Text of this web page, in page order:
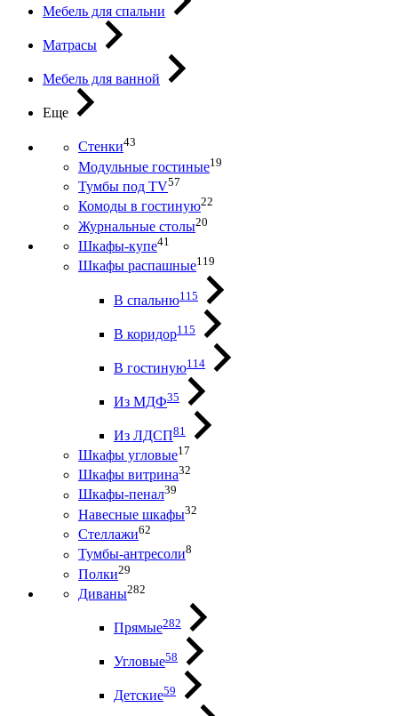
Мебель для спальни
Матрасы
Мебель для ванной
Еще
Стенки43
Модульные гостиные19
Тумбы под ТV57
Комоды в гостиную22
Журнальные столы20
Шкафы-купе41
Шкафы распашные119
В спальню115
В коридор115
В гостиную114
Из МДФ35
Из ЛДСП81
Шкафы угловые17
Шкафы витрина32
Шкафы-пенал39
Навесные шкафы32
Стеллажи62
Тумбы-антресоли8
Полки29
Диваны282
Прямые282
Угловые58
Детские59